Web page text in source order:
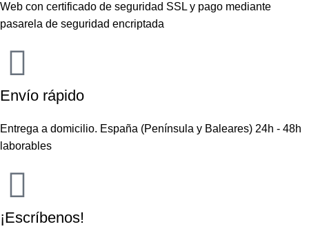
Web con certificado de seguridad SSL y pago mediante
pasarela de seguridad encriptada
Envío rápido
Entrega a domicilio. España (Península y Baleares) 24h - 48h
laborables
¡Escríbenos!